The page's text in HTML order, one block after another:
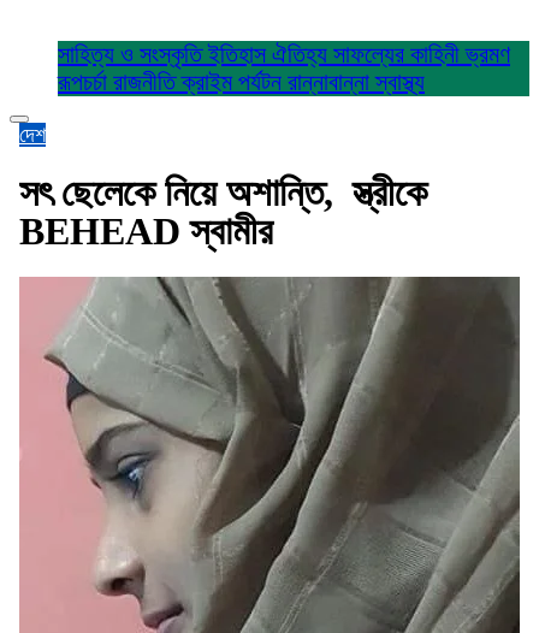
সাহিত্য ও সংস্কৃতিইতিহাস ঐতিহ্য সাফল্যের কাহিনীভ্রমণ
রূপচর্চা রাজনীতিক্রাইম পর্যটন রান্নাবান্নাস্বাস্থ্য
দেশ
সৎ ছেলেকে নিয়ে অশান্তি, স্ত্রীকে
BEHEAD স্বামীর